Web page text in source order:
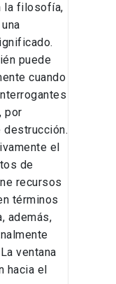
la filosofía,
puede
cuando
por
destrucción.
el
de
recursos
términos
además,
ventana
hacia el